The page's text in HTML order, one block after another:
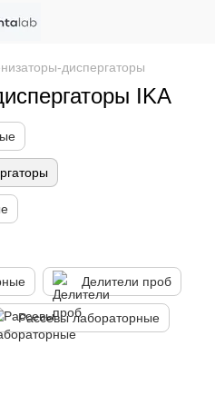
диспергаторы
IKA
Делители проб
Рассевы лабораторные